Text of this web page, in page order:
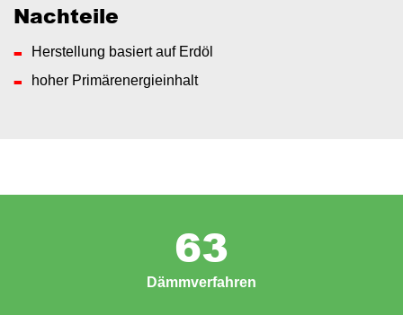
Nachteile
Herstellung basiert auf Erdöl
hoher Primärenergieinhalt
63
Dämmverfahren